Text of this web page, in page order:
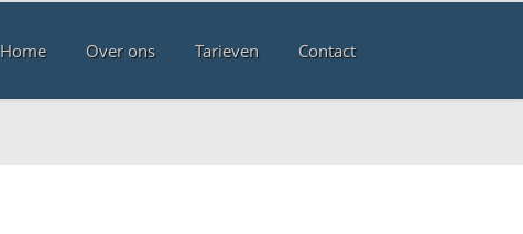
Home Over ons Tarieven Contact